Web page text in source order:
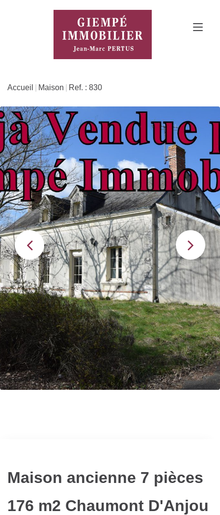
Accueil Maison Ref. : 830
Maison ancienne 7 pièces
176 m2 Chaumont D'Anjou